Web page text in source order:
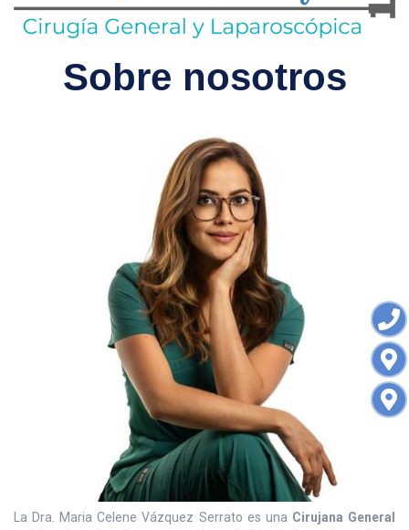
Sobre nosotros
La Dra. Maria Celene Vázquez Serrato es una Cirujana General